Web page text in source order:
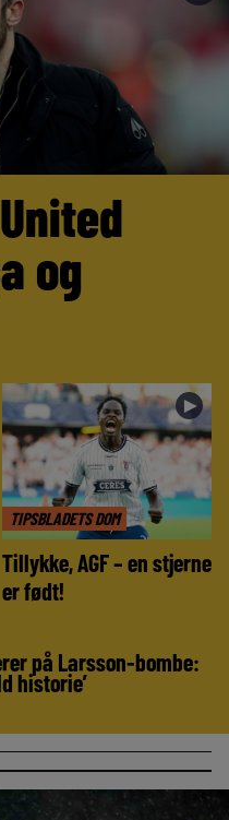
og
TIPSBLADETS DOM
►
Tillykke, AGF – en stjerne
er født!
på Larsson-bombe:
historie’